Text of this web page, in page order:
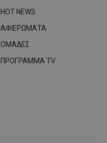
HOT NEWS
ΑΦΙΕΡΩΜΑΤΑ
ΟΜΑΔΕΣ
ΠΡΟΓΡΑΜΜΑ TV